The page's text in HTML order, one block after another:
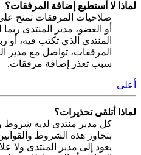
لماذا لا أستطيع إضافة المرفقات؟
صلاحيات المرفقات تمنح
أو العضو، مدير المنتدى
المنتدى الذي تكتب فيه، أو
المرفقات، تواصل مع مدير
سبب تعذر إضافة مرفقات.
أعلى
لماذا أتلقى تحذيرات؟
كل مدير منتدى لديه شروط
بتجاوز هذه الشروط